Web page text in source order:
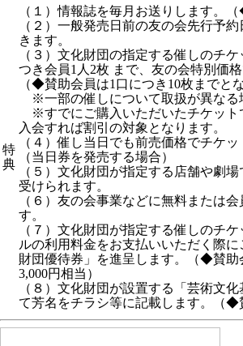
特
典
（１）情報誌を毎月お送りします。
（２）一般発売日前の友の会先行予
きます。
（３）文化財団の指定する催しのチ
つき会員1人2枚 まで、友の会特別価
（◆賛助会員は1口につき10枚までと
※一部の催しについて取扱が異なる
※すでにご購入いただいたチケット
入会すれば割引の対象となります。
（４）催し当日でも前売価格でチケッ
（当日券を発売する場合）
（５）文化財団が指定する店舗や劇
受けられます。
（６）友の会事業などに無料または
す。
（７）文化財団が指定する催しのチ
ルの利用料金をお支払いいただく際
財団優待券」を進呈します。（◆賛
3,000円相当）
（８）文化財団が設置する「芸術文
て芳名をチラシ等に記載します。（◆